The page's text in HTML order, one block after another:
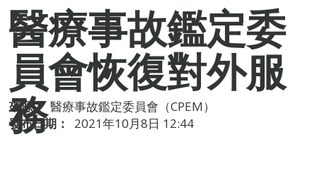
醫療事故鑑定委
員會恢復對外服
務
來源： 醫療事故鑑定委員會（CPEM）
發布日期：
2021年10月8日 12:44